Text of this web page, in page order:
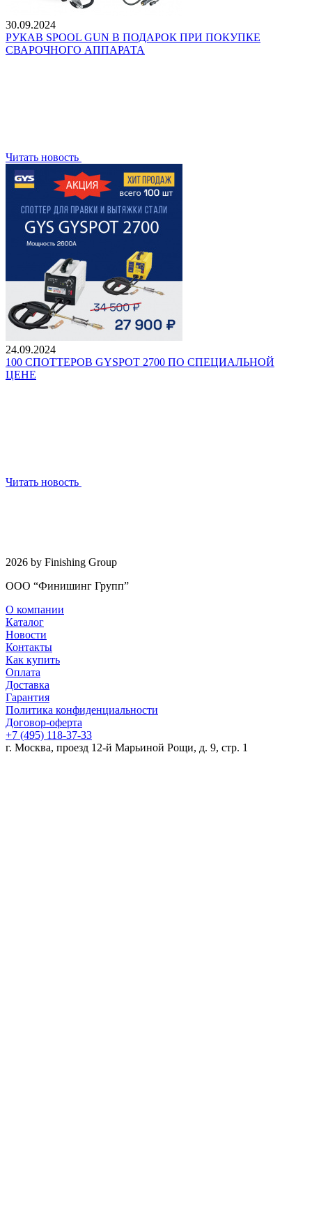
30.09.2024
РУКАВ SPOOL GUN В ПОДАРОК ПРИ ПОКУПКЕ
CВАРОЧНОГО АППАРАТА
Читать новость
24.09.2024
100 СПОТТЕРОВ GYSPOT 2700 ПО СПЕЦИАЛЬНОЙ
ЦЕНЕ
Читать новость
2026 by Finishing Group
ООО “Финишинг Групп”
О компании
Каталог
Новости
Контакты
Как купить
Оплата
Доставка
Гарантия
Политика конфиденциальности
Договор-оферта
+7 (495) 118-37-33
г. Москва, проезд 12-й Марьиной Рощи, д. 9, стр. 1